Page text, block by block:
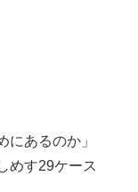
あるのか」
めす29ケース